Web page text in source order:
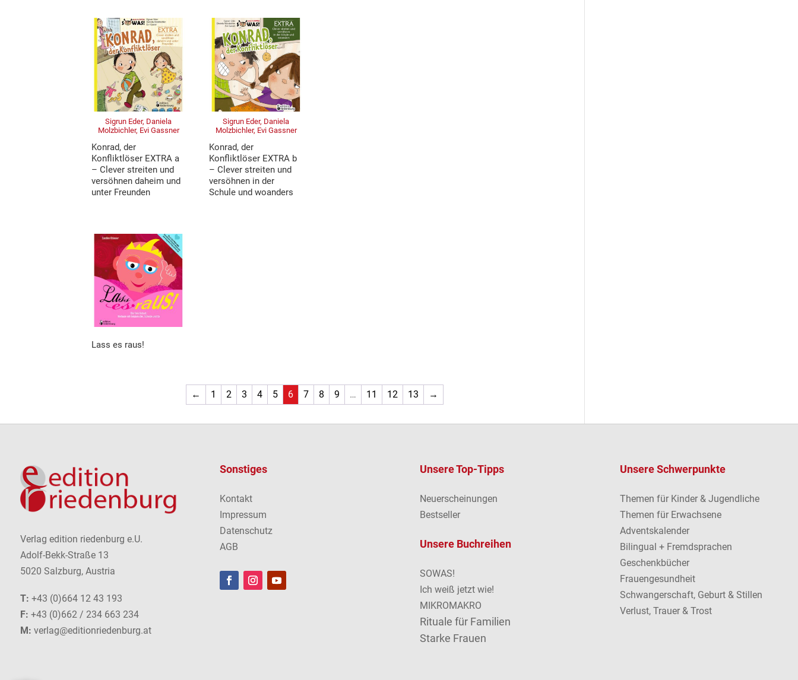
Sigrun Eder, Daniela
Molzbichler, Evi Gassner
Konrad, der
Konfliktlöser EXTRA a
– Clever streiten und
versöhnen daheim und
unter Freunden
Sigrun Eder, Daniela
Molzbichler, Evi Gassner
Konrad, der
Konfliktlöser EXTRA b
– Clever streiten und
versöhnen in der
Schule und woanders
Lass es raus!
← 1 2 3 4 5 6 7 8 9 … 11 12 13 →
Verlag edition riedenburg e.U.
Adolf-Bekk-Straße 13
5020 Salzburg, Austria
T: +43 (0)664 12 43 193
F: +43 (0)662 / 234 663 234
M: verlag@editionriedenburg.at
Sonstiges
Kontakt
Impressum
Datenschutz
AGB
Unsere Top-Tipps
Neuerscheinungen
Bestseller
Unsere Buchreihen
SOWAS!
Ich weiß jetzt wie!
MIKROMAKRO
Rituale für Familien
Starke Frauen
Unsere Schwerpunkte
Themen für Kinder & Jugendliche
Themen für Erwachsene
Adventskalender
Bilingual + Fremdsprachen
Geschenkbücher
Frauengesundheit
Schwangerschaft, Geburt & Stillen
Verlust, Trauer & Trost